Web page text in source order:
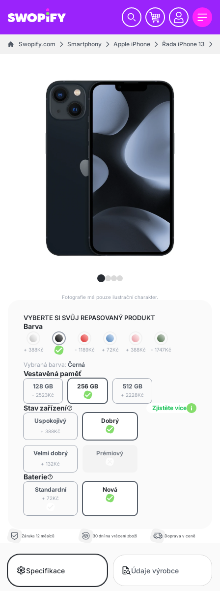
Swopify.com Smartphony Apple iPhone Řada iPhone 13
Fotografie má pouze ilustrační charakter.
VYBERTE SI SVŮJ REPASOVANÝ PRODUKT
Barva
+ 388Kč - 1189Kč + 72Kč + 388Kč - 1747Kč
Vybraná barva: Černá
Vestavěná paměť
128 GB
- 2523Kč
256 GB 512 GB
+ 2228Kč
Stav zařízení
Zjistěte více
Uspokojivý
+ 388Kč
Dobrý
Velmi dobrý
+ 132Kč
Prémiový
Baterie
Standardní
+ 72Kč
Nová
Záruka 12 měsíců 30 dní na vrácení zboží Doprava v ceně
Specifikace Údaje výrobce